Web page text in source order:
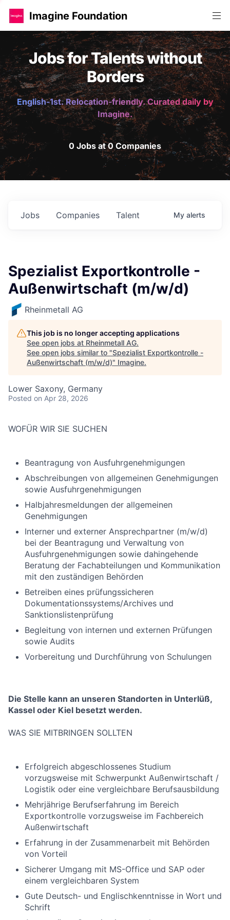
Imagine Foundation
Jobs for Talents without
Borders
English-1st. Relocation-friendly. Curated daily by
Imagine.
0 Jobs at 0 Companies
Jobs Companies Talent My alerts
Spezialist Exportkontrolle -
Außenwirtschaft (m/w/d)
Rheinmetall AG
This job is no longer accepting applications
See open jobs at Rheinmetall AG.
See open jobs similar to "Spezialist Exportkontrolle -
Außenwirtschaft (m/w/d)" Imagine.
Lower Saxony, Germany
Posted on Apr 28, 2026
WOFÜR WIR SIE SUCHEN
Beantragung von Ausfuhrgenehmigungen
Abschreibungen von allgemeinen Genehmigungen
sowie Ausfuhrgenehmigungen
Halbjahresmeldungen der allgemeinen
Genehmigungen
Interner und externer Ansprechpartner (m/w/d)
bei der Beantragung und Verwaltung von
Ausfuhrgenehmigungen sowie dahingehende
Beratung der Fachabteilungen und Kommunikation
mit den zuständigen Behörden
Betreiben eines prüfungssicheren
Dokumentationssystems/Archives und
Sanktionslistenprüfung
Begleitung von internen und externen Prüfungen
sowie Audits
Vorbereitung und Durchführung von Schulungen
Die Stelle kann an unseren Standorten in Unterlüß,
Kassel oder Kiel besetzt werden.
WAS SIE MITBRINGEN SOLLTEN
Erfolgreich abgeschlossenes Studium
vorzugsweise mit Schwerpunkt Außenwirtschaft /
Logistik oder eine vergleichbare Berufsausbildung
Mehrjährige Berufserfahrung im Bereich
Exportkontrolle vorzugsweise im Fachbereich
Außenwirtschaft
Erfahrung in der Zusammenarbeit mit Behörden
von Vorteil
Sicherer Umgang mit MS-Office und SAP oder
einem vergleichbaren System
Gute Deutsch- und Englischkenntnisse in Wort und
Schrift